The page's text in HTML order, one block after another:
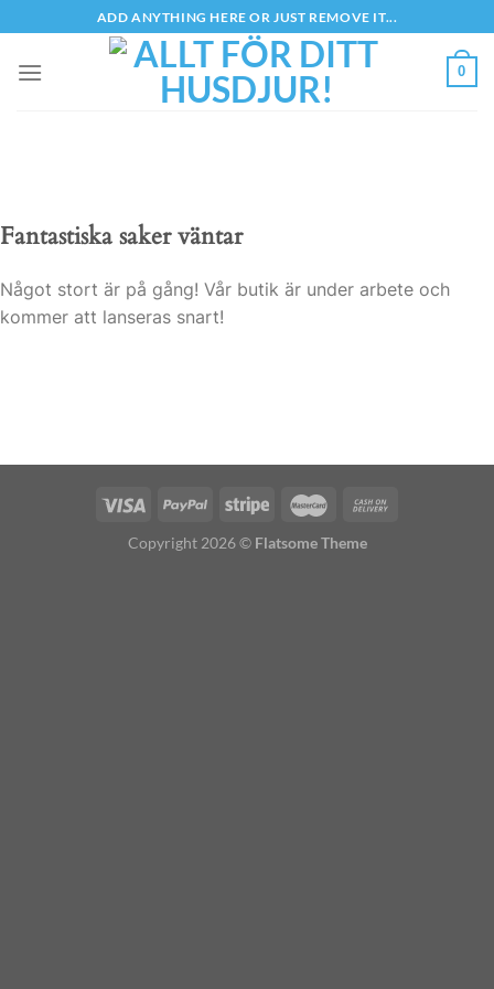
to
content
ADD ANYTHING HERE OR JUST REMOVE IT...
0
Fantastiska saker väntar
Något stort är på gång! Vår butik är under arbete och
kommer att lanseras snart!
Copyright 2026 © Flatsome Theme